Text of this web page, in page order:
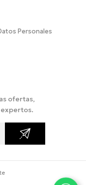
Personales
ofertas,